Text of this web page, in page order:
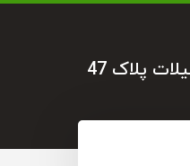
پلاک 47